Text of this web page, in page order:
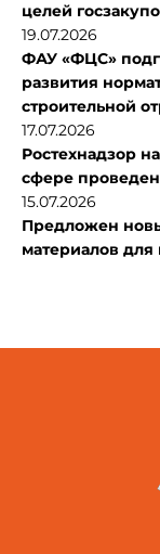
целей
19.07.2026
ФАУ «ФЦС»
развития
строительной
17.07.2026
Ростехнадзор
сфере
15.07.2026
Предложен
материалов